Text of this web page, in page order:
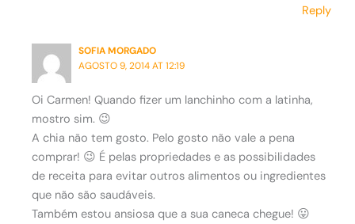
Reply
SOFIA MORGADO
AGOSTO 9, 2014 AT 12:19
Oi Carmen! Quando fizer um lanchinho com a latinha,
mostro sim. 😉
A chia não tem gosto. Pelo gosto não vale a pena
comprar! 😉 É pelas propriedades e as possibilidades
de receita para evitar outros alimentos ou ingredientes
que não são saudáveis.
Também estou ansiosa que a sua caneca chegue! 😛